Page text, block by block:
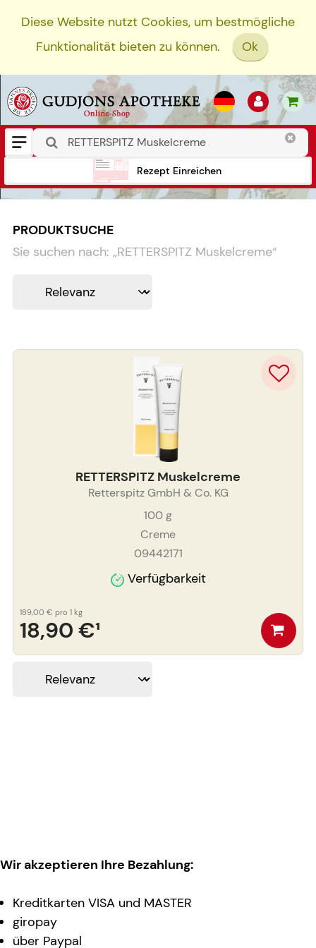
Diese Website nutzt Cookies, um bestmögliche
Funktionalität bieten zu können.
Ok
Rezept Einreichen
PRODUKTSUCHE
Sie suchen nach: „RETTERSPITZ Muskelcreme“
RETTERSPITZ Muskelcreme
Retterspitz GmbH & Co. KG
100g
Creme
09442171
Verfügbarkeit
18,90 €¹
189,00 € pro 1 kg
Wir akzeptieren Ihre Bezahlung:
Kreditkarten VISA und MASTER
giropay
über Paypal